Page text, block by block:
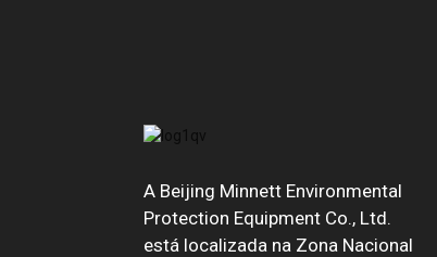
A Beijing Minnett Environmental
Protection Equipment Co., Ltd.
está localizada na Zona Nacional